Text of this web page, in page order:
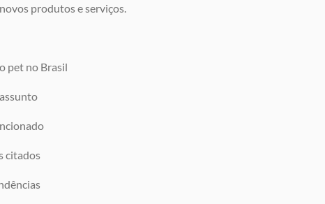
produtos e serviços.
pet no Brasil
citados